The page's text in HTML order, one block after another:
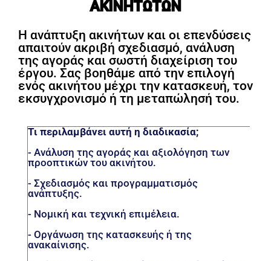
ΑΚΙΝΗΤΩΤΩΝ
Η ανάπτυξη ακινήτων και οι επενδύσεις
απαιτούν ακριβή σχεδιασμό, ανάλυση
της αγοράς και σωστή διαχείριση του
έργου. Σας βοηθάμε από την επιλογή
ενός ακινήτου μέχρι την κατασκευή, τον
εκσυγχρονισμό ή τη μεταπώλησή του.
Τι περιλαμβάνει αυτή η διαδικασία;
- Ανάλυση της αγοράς και αξιολόγηση των
προοπτικών του ακινήτου.
- Σχεδιασμός και προγραμματισμός
ανάπτυξης.
- Νομική και τεχνική επιμέλεια.
- Οργάνωση της κατασκευής ή της
ανακαίνισης.